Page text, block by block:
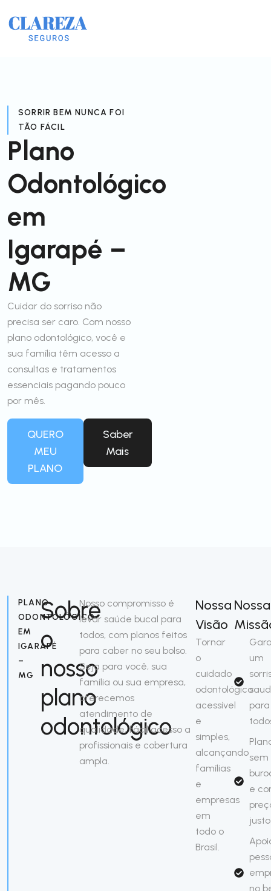
SORRIR BEM NUNCA FOI
TÃO FÁCIL
Plano
Odontológico
em
Igarapé –
MG
Cuidar do sorriso não
precisa ser caro. Com nosso
plano odontológico, você e
sua família têm acesso a
consultas e tratamentos
essenciais pagando pouco
por mês.
QUERO
MEU
PLANO
Saber
Mais
PLANO
ODONTOLÓGICO
EM
IGARAPÉ
–
MG
Sobre
o
nosso
plano
odontológico
Nosso compromisso é
levar saúde bucal para
todos, com planos feitos
para caber no seu bolso.
Seja para você, sua
família ou sua empresa,
oferecemos
atendimento de
qualidade, fácil acesso a
profissionais e cobertura
ampla.
Nossa
Visão
Tornar
o
cuidado
odontológico
acessível
e
simples,
alcançando
famílias
e
empresas
em
todo o
Brasil.
Nossa
um
para
sem
e
justo
no